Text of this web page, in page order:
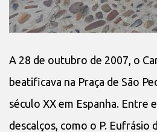
A 28 de outubro de 2007, o
beatificava na Praça de São
século XX em Espanha. Entre
descalços, como o P. Eufrásio